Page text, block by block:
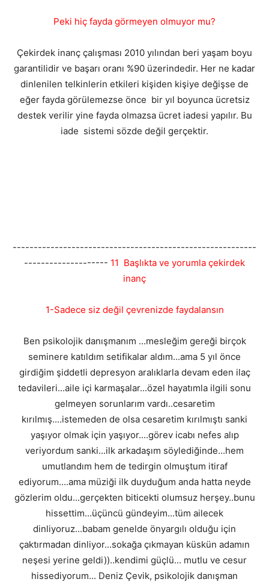
Peki hiç fayda görmeyen olmuyor mu?
Çekirdek inanç çalışması 2010 yılından beri yaşam boyu
garantilidir ve başarı oranı %90 üzerindedir. Her ne kadar
dinlenilen telkinlerin etkileri kişiden kişiye değişse de
eğer fayda görülemezse önce bir yıl boyunca ücretsiz
destek verilir yine fayda olmazsa ücret iadesi yapılır. Bu
iade sistemi sözde değil gerçektir.
----------------------------------------------------------
-------------------- 11 Başlıkta ve yorumla çekirdek
inanç
1-Sadece siz değil çevrenizde faydalansın
Ben psikolojik danışmanım ...mesleğim gereği birçok
seminere katıldım setifikalar aldım...ama 5 yıl önce
girdiğim şiddetli depresyon aralıklarla devam eden ilaç
tedavileri...aile içi karmaşalar...özel hayatımla ilgili sonu
gelmeyen sorunlarım vardı..cesaretim
kırılmış....istemeden de olsa cesaretim kırılmıştı sanki
yaşıyor olmak için yaşıyor....görev icabı nefes alıp
veriyordum sanki...ilk arkadaşım söylediğinde...hem
umutlandım hem de tedirgin olmuştum itiraf
ediyorum....ama müziği ilk duyduğum anda hatta neyde
gözlerim oldu...gerçekten biticekti olumsuz herşey..bunu
hissettim...üçüncü gündeyim...tüm ailecek
dinliyoruz...babam genelde önyargılı olduğu için
çaktırmadan dinliyor...sokağa çıkmayan küskün adamın
neşesi yerine geldi))..kendimi güçlü... mutlu ve cesur
hissediyorum... Deniz Çevik, psikolojik danışman